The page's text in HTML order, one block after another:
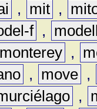
, mit ,
f ,
monterey ,
, move ,
,